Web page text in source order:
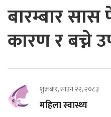
बारम्बार सास
कारण र बच्ने
शुक्रबार, साउन २२, २०८३
महिला स्वास्थ्य